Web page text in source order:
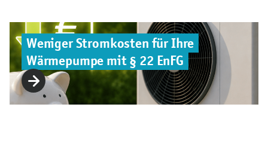
Weniger Stromkosten für Ihre
Wärmepumpe mit § 22 EnFG